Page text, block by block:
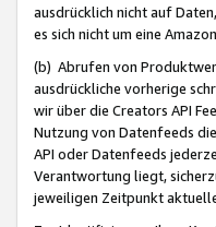
ausdrücklich nicht auf
es sich nicht um eine
(b) Abrufen von
ausdrückliche vorherige
wir über die Creators API
Nutzung von Datenfeeds
API oder Datenfeeds
Verantwortung liegt,
jeweiligen Zeitpunkt